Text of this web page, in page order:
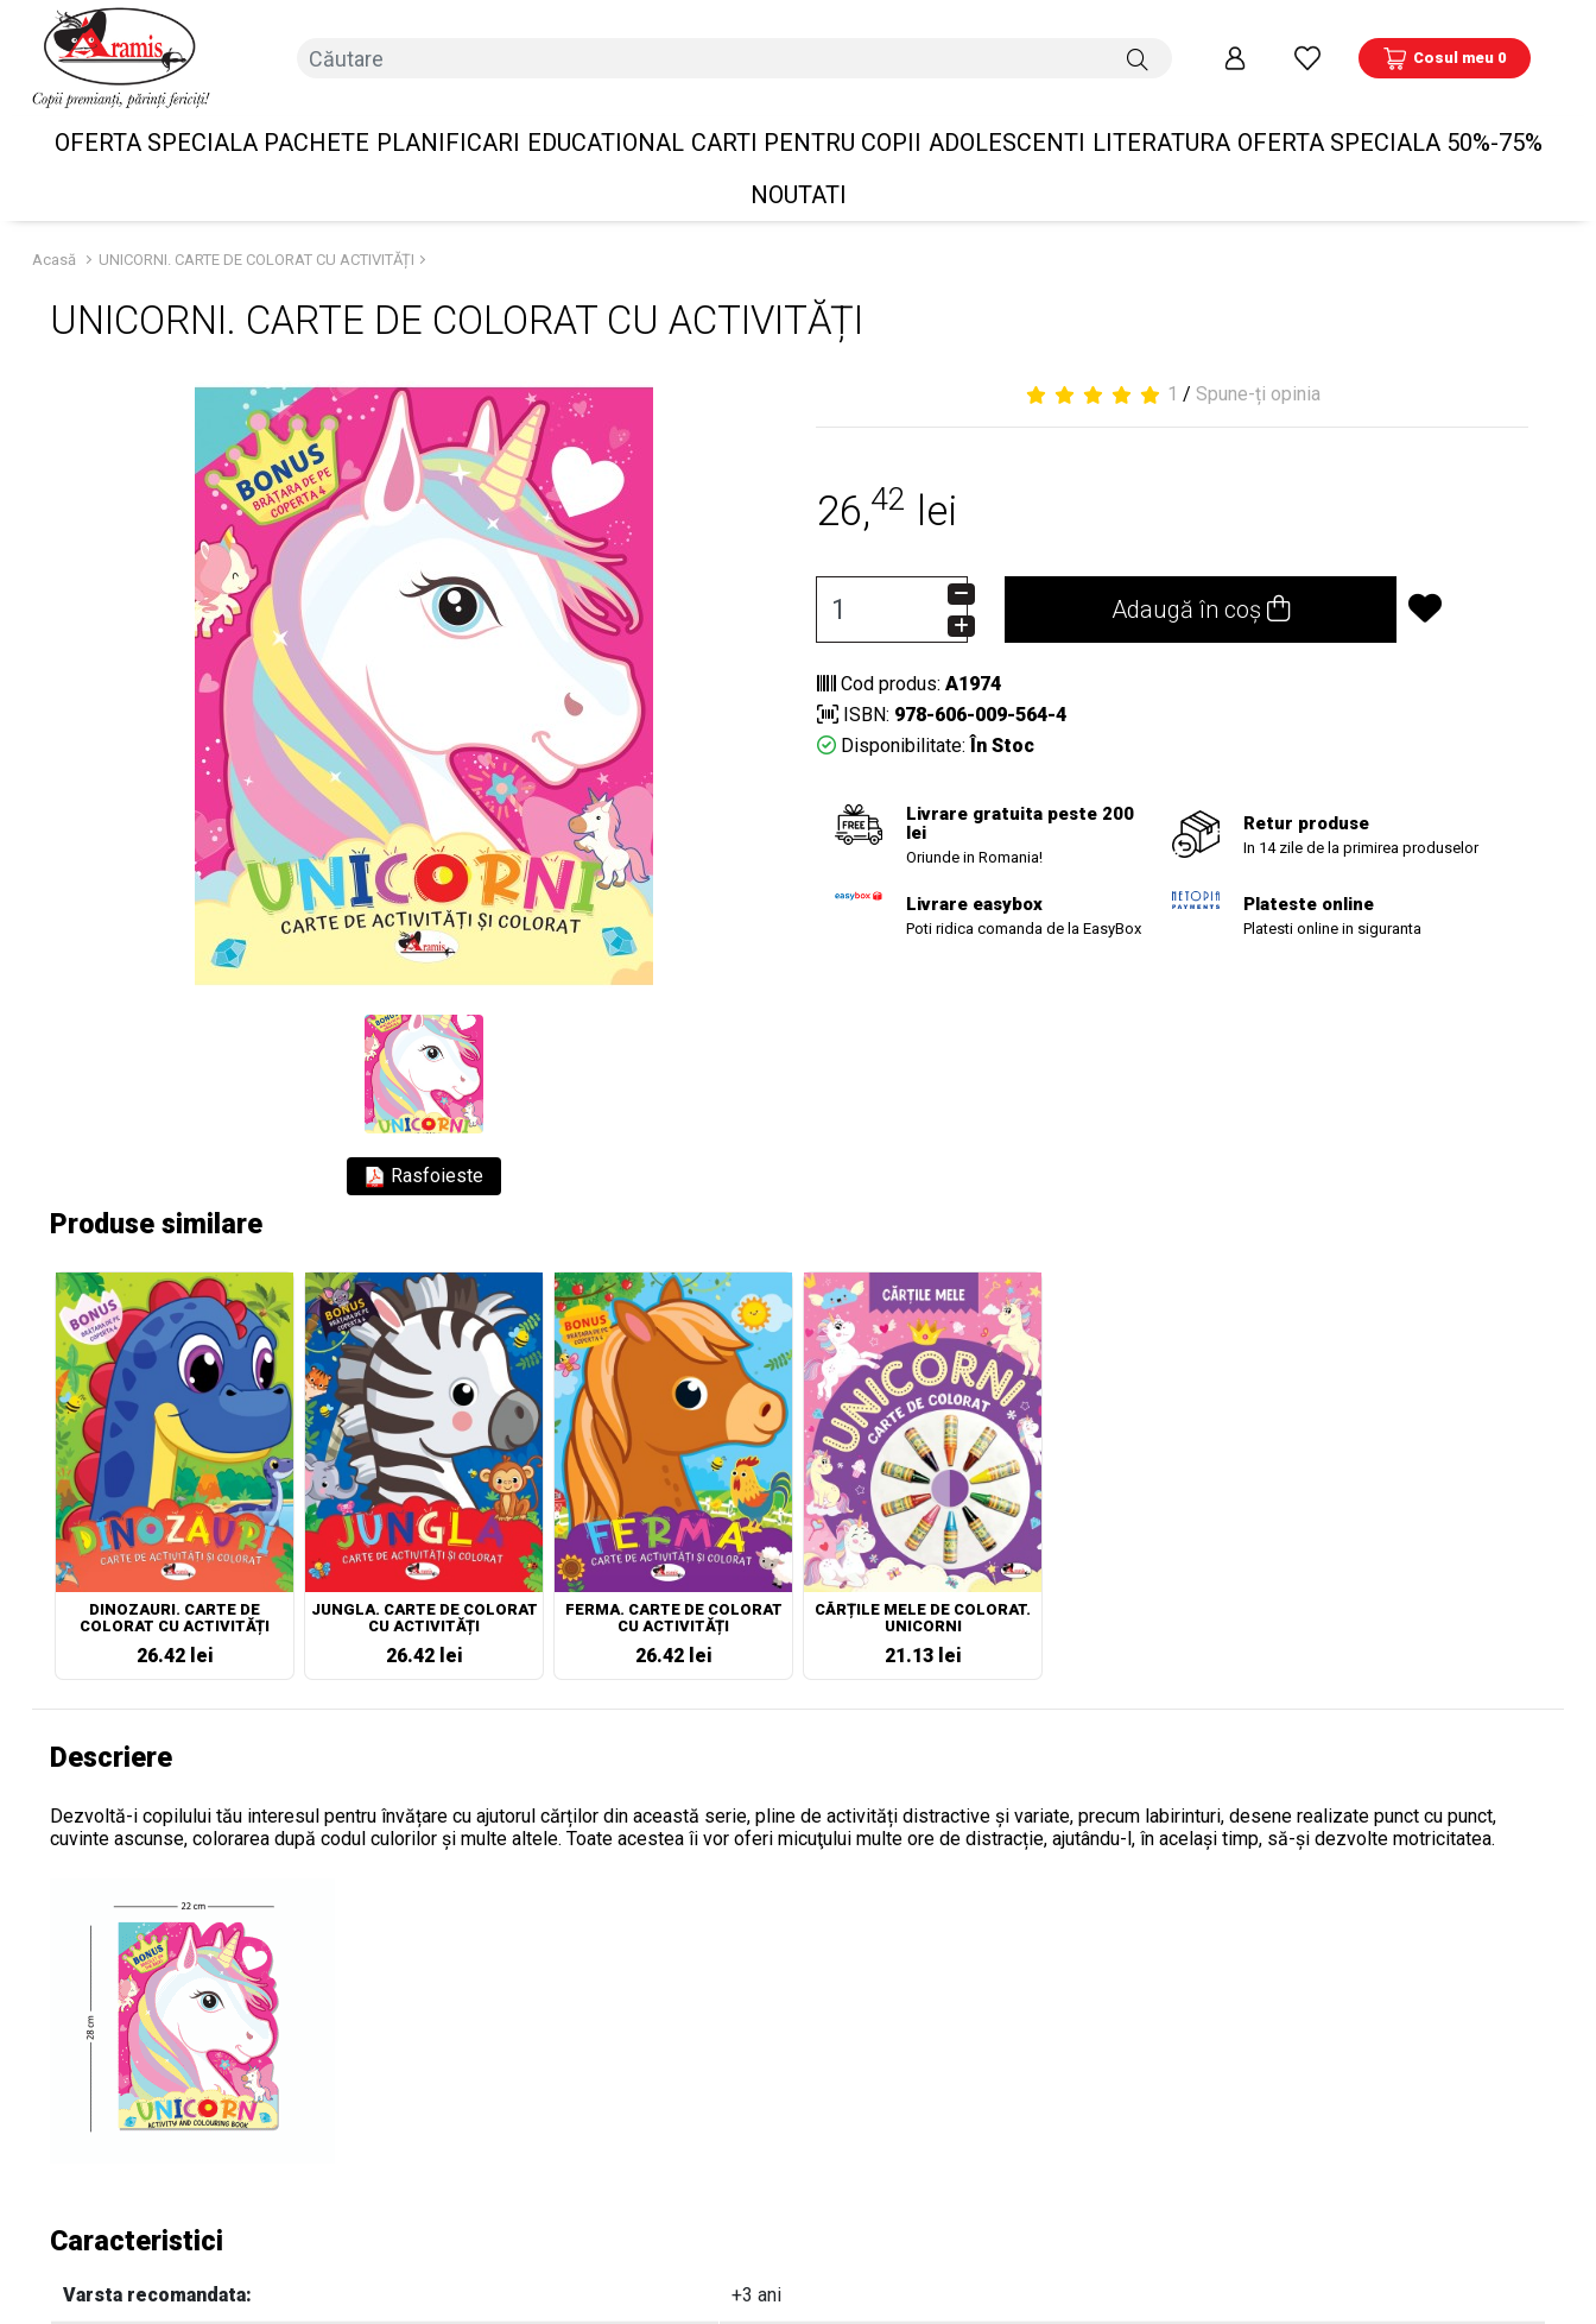
Cosul meu 0
OFERTA SPECIALA PACHETE PLANIFICARI EDUCATIONAL CARTI PENTRU COPII ADOLESCENTI LITERATURA OFERTA SPECIALA 50%-75%
NOUTATI
Acasă UNICORNI. CARTE DE COLORAT CU ACTIVITĂȚI
UNICORNI. CARTE DE COLORAT CU ACTIVITĂȚI
Rasfoieste
1 / Spune-ți opinia
26,42 lei
Adaugă în coș
Cod produs: A1974
ISBN: 978-606-009-564-4
Disponibilitate: În Stoc
Livrare gratuita peste 200
lei
Oriunde in Romania!
Retur produse
In 14 zile de la primirea produselor
Livrare easybox
Poti ridica comanda de la EasyBox
Plateste online
Platesti online in siguranta
Produse similare
DINOZAURI. CARTE DE
COLORAT CU ACTIVITĂȚI
26.42 lei
JUNGLA. CARTE DE COLORAT
CU ACTIVITĂȚI
26.42 lei
FERMA. CARTE DE COLORAT
CU ACTIVITĂȚI
26.42 lei
CĂRȚILE MELE DE COLORAT.
UNICORNI
21.13 lei
Descriere
Dezvoltă-i copilului tău interesul pentru învățare cu ajutorul cărților din această serie, pline de activități distractive și variate, precum labirinturi, desene realizate punct cu punct,
cuvinte ascunse, colorarea după codul culorilor și multe altele. Toate acestea îi vor oferi micuţului multe ore de distracție, ajutându-l, în același timp, să-și dezvolte motricitatea.
Caracteristici
Varsta recomandata: +3 ani